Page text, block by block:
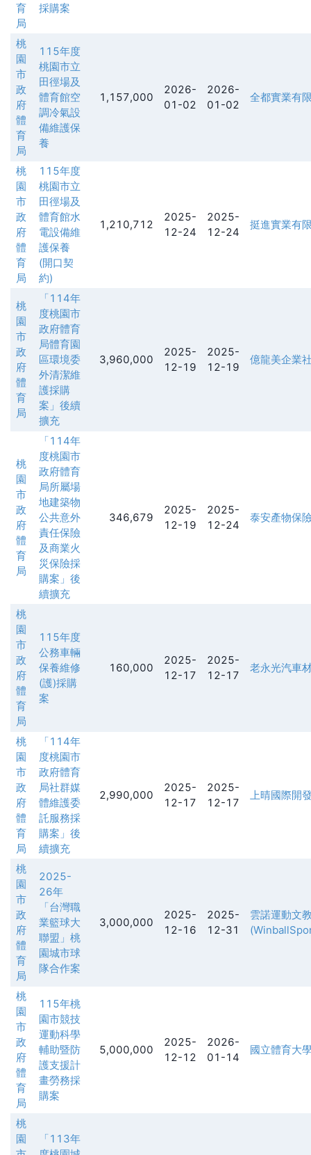
育
局
採購案
桃
園
市
政
府
體
育
局
115年度
桃園市立
田徑場及
體育館空
調冷氣設
備維護保
養
1,157,000
2026-
01-02
2026-
01-02
全都實業有
桃
園
市
政
府
體
育
局
115年度
桃園市立
田徑場及
體育館水
電設備維
護保養
(開口契
約)
1,210,712
2025-
12-24
2025-
12-24
挺進實業有
桃
園
市
政
府
體
育
局
「114年
度桃園市
政府體育
局體育園
區環境委
外清潔維
護採購
案」後續
擴充
3,960,000
2025-
12-19
2025-
12-19
億龍美企業
桃
園
市
政
府
體
育
局
「114年
度桃園市
政府體育
局所屬場
地建築物
公共意外
責任保險
及商業火
災保險採
購案」後
續擴充
346,679
2025-
12-19
2025-
12-24
泰安產物保
桃
園
市
政
府
體
育
局
115年度
公務車輛
保養維修
(護)採購
案
160,000
2025-
12-17
2025-
12-17
老永光汽車
桃
園
市
政
府
體
育
局
「114年
度桃園市
政府體育
局社群媒
體維護委
託服務採
購案」後
續擴充
2,990,000
2025-
12-17
2025-
12-17
上晴國際開
桃
園
市
政
府
體
育
局
2025-
26年
「台灣職
業籃球大
聯盟」桃
園城市球
隊合作案
3,000,000
2025-
12-16
2025-
12-31
雲諾運動文
桃
園
市
政
府
體
育
局
115年桃
園市競技
運動科學
輔助暨防
護支援計
畫勞務採
購案
5,000,000
2025-
12-12
2026-
01-14
國立體育大
桃
園
「113年